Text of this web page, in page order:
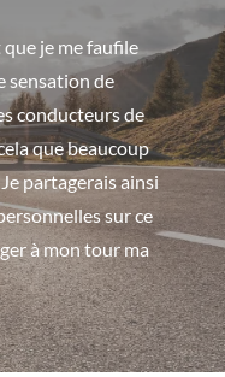
je me faufile
sensation de
conducteurs de
que beaucoup
partagerais ainsi
sur ce
à mon tour ma